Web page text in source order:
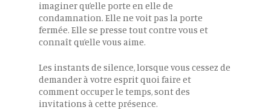
imaginer qu’elle porte en elle de
condamnation. Elle ne voit pas la porte
fermée. Elle se presse tout contre vous et
connaît qu’elle vous aime.
Les instants de silence, lorsque vous cessez de
demander à votre esprit quoi faire et
comment occuper le temps, sont des
invitations à cette présence.